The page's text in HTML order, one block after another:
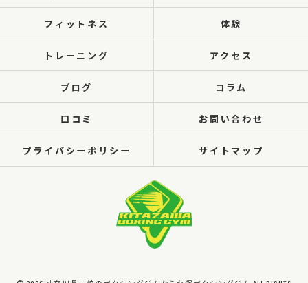
フィットネス 体験
トレーニング アクセス
ブログ コラム
口コミ お問い合わせ
プライバシーポリシー サイトマップ